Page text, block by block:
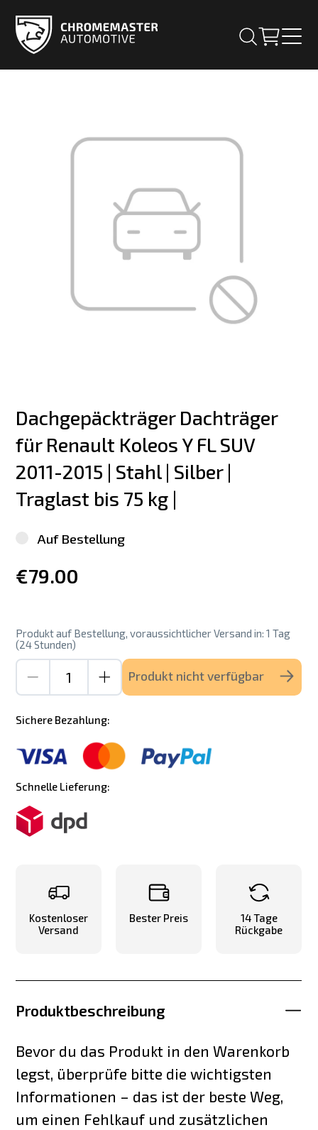
Dachgepäckträger Dachträger
für Renault Koleos Y FL SUV
2011-2015 | Stahl | Silber |
Traglast bis 75 kg |
Auf Bestellung
€79.00
Produkt auf Bestellung, voraussichtlicher Versand in: 1 Tag
(24 Stunden)
Produkt nicht verfügbar
Sichere Bezahlung:
Schnelle Lieferung:
Kostenloser
Versand
Bester Preis
14 Tage
Rückgabe
Produktbeschreibung
Bevor du das Produkt in den Warenkorb
legst, überprüfe bitte die wichtigsten
Informationen – das ist der beste Weg,
um einen Fehlkauf und zusätzlichen